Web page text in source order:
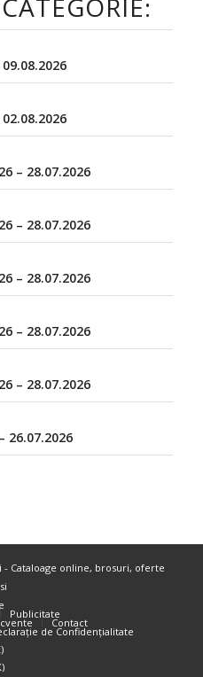
– 28.07.2026
– 28.07.2026
– 28.07.2026
– 28.07.2026
– 28.07.2026
26.07.2026
- Cataloage online, brosuri, oferte
Publicitate
Contact
de Confidențialitate